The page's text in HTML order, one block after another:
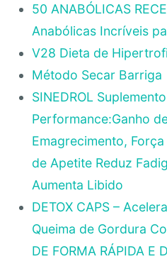
50 ANABÓLICAS
Anabólicas Incríveis
V28 Dieta de
Método Secar Barriga
SINEDROL
Performance:Ganho
Emagrecimento,
de Apetite Reduz
Aumenta Libido
DETOX CAPS –
Queima de Gordura
DE FORMA RÁPIDA E